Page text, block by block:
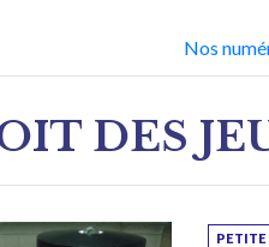
Nos
DES
PETITE